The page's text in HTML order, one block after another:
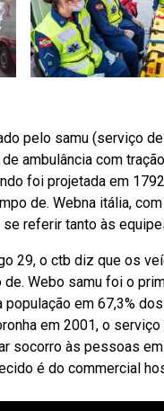
pelo samu (serviço
ambulância com
foi projetada em
de. Webna itália,
se referir tanto às
29, o ctb diz que os
Webo samu foi o
em 67,3%
em 2001, o
socorro às pessoas
é do commercial